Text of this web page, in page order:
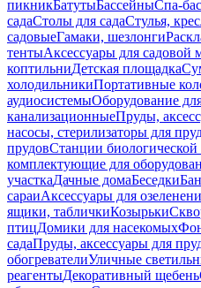
пикникБатутыБассейныСпа-
садаСтолы для садаСтулья,
садовыеГамаки, шезлонги
тентыАксессуары для садовой
коптильниДетская площадка
холодильникиПортативные
аудиосистемыОборудование
канализационныеПруды,
насосы, стерилизаторы для
прудовСтанции биологической
комплектующие для
участкаДачные домаБеседки
сараиАксессуары для
ящики, табличкиКозырьки
птицДомики для насекомых
садаПруды, аксессуары для
обогревателиУличные
реагентыДекоративный щебень